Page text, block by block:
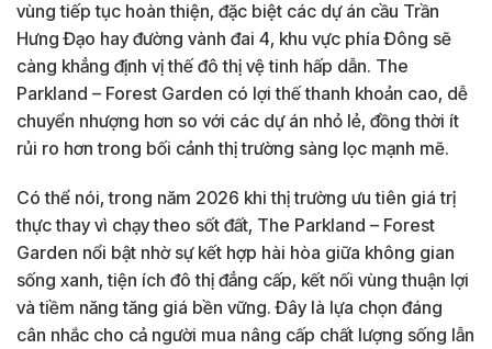
vùng tiếp tục hoàn thiện, đặc biệt các dự án cầu Trần
Hưng Đạo hay đường vành đai 4, khu vực phía Đông sẽ
càng khẳng định vị thế đô thị vệ tinh hấp dẫn. The
Parkland – Forest Garden có lợi thế thanh khoản cao, dễ
chuyển nhượng hơn so với các dự án nhỏ lẻ, đồng thời ít
rủi ro hơn trong bối cảnh thị trường sàng lọc mạnh mẽ.
Có thể nói, trong năm 2026 khi thị trường ưu tiên giá trị
thực thay vì chạy theo sốt đất, The Parkland – Forest
Garden nổi bật nhờ sự kết hợp hài hòa giữa không gian
sống xanh, tiện ích đô thị đẳng cấp, kết nối vùng thuận lợi
và tiềm năng tăng giá bền vững. Đây là lựa chọn đáng
cân nhắc cho cả người mua nâng cấp chất lượng sống lẫn